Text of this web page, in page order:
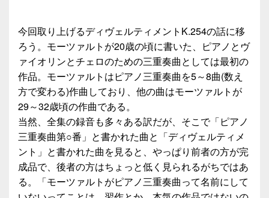
今回取り上げるディヴェルティメントK.254の話に移
ろう。モーツァルトが20歳の頃に書いた、ピアノとヴ
ァイオリンとチェロのための三重奏曲としては最初の
作品。モーツァルトはピアノ三重奏曲を5～8曲(数え
方で変わる)作曲しており、他の曲はモーツァルトが
29～32歳頃の作曲である。
当然、全集の録音も多々ある訳だが、そこで「ピアノ
三重奏曲第○番」と書かれた曲と「ディヴェルティメ
ント」と書かれた曲を見ると、やっぱり前者の方が完
成品で、後者の方はちょっと低く見られるがちではあ
る。「モーツァルトがピアノ三重奏曲って名前にして